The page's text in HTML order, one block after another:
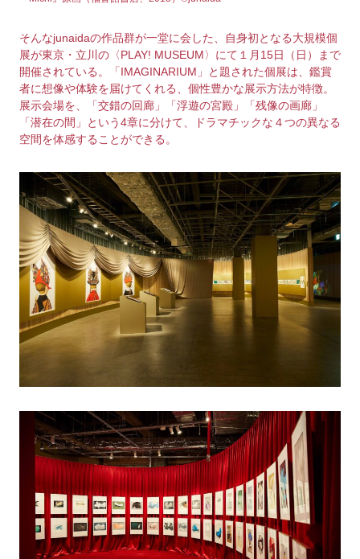
そんなjunaidaの作品群が一堂に会した、自身初となる大規模個
展が東京・立川の〈PLAY! MUSEUM〉にて１月15日（日）まで
開催されている。「IMAGINARIUM」と題された個展は、鑑賞
者に想像や体験を届けてくれる、個性豊かな展示方法が特徴。
展示会場を、「交錯の回廊」「浮遊の宮殿」「残像の画廊」
「潜在の間」という4章に分けて、ドラマチックな４つの異なる
空間を体感することができる。